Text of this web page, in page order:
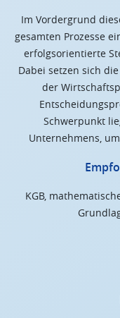
Im Vordergrund
gesamten Prozesse
erfolgsorientierte
Dabei setzen sich
der
Schwerpunkt
Unternehmens,
KGB,